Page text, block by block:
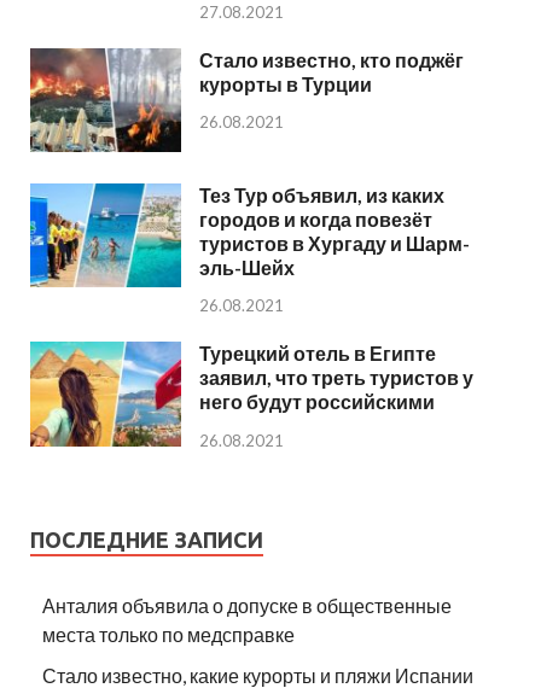
27.08.2021
Стало известно, кто поджёг
курорты в Турции
26.08.2021
Тез Тур объявил, из каких
городов и когда повезёт
туристов в Хургаду и Шарм-
эль-Шейх
26.08.2021
Турецкий отель в Египте
заявил, что треть туристов у
него будут российскими
26.08.2021
ПОСЛЕДНИЕ ЗАПИСИ
Анталия объявила о допуске в общественные
места только по медсправке
Стало известно, какие курорты и пляжи Испании